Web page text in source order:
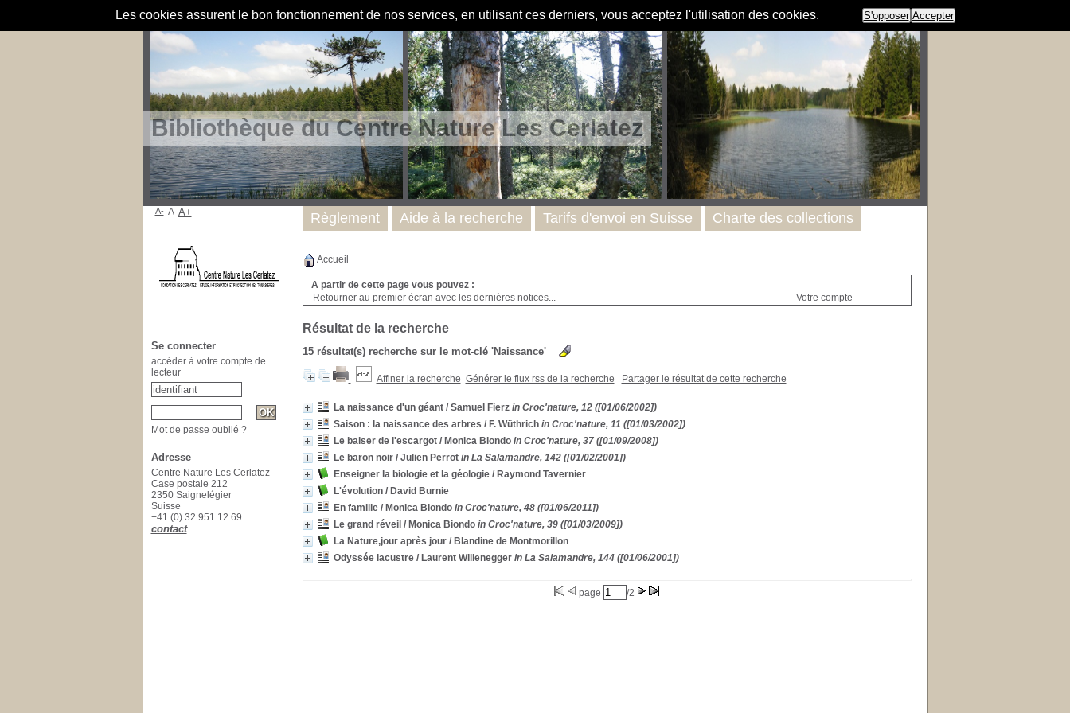
Les cookies assurent le bon fonctionnement de nos services, en utilisant ces derniers, vous acceptez l'utilisation des cookies. S'opposer Accepter
Bibliothèque du Centre Nature Les Cerlatez
Accueil
A partir de cette page vous pouvez :
Retourner au premier écran avec les dernières notices...
Votre compte
Résultat de la recherche
15 résultat(s) recherche sur le mot-clé 'Naissance'
Affiner la recherche Générer le flux rss de la recherche Partager le résultat de cette recherche
La naissance d'un géant/ Samuel Fierz in Croc'nature, 12 ([01/06/2002])
Saison : la naissance des arbres / F. Wüthrich in Croc'nature, 11 ([01/03/2002])
Le baiser de l'escargot/ Monica Biondo in Croc'nature, 37 ([01/09/2008])
Le baron noir/ Julien Perrot in La Salamandre, 142 ([01/02/2001])
Enseigner la biologie et la géologie/ Raymond Tavernier
L'évolution/ David Burnie
En famille/ Monica Biondo in Croc'nature, 48 ([01/06/2011])
Le grand réveil / Monica Biondo in Croc'nature, 39 ([01/03/2009])
La Nature,jour après jour/ Blandine de Montmorillon
Odyssée lacustre/ Laurent Willenegger in La Salamandre, 144 ([01/06/2001])
page /2
Règlement Aide à la recherche Tarifs d'envoi en Suisse Charte des collections
A- A A+
Se connecter
accéder à votre compte de
lecteur
Mot de passe oublié ?
Adresse
Centre Nature Les Cerlatez
Case postale 212
2350 Saignelégier
Suisse
+41 (0) 32 951 12 69
contact